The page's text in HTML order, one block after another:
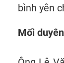
bình yên
Mối